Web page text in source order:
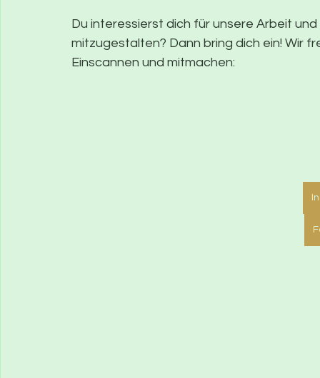
Du interessierst dich für unsere Arbeit
mitzugestalten? Dann bring dich ein! Wir
Einscannen und mitmachen: